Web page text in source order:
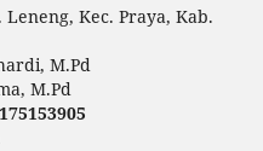
Kec. Praya, Kab.
M.Pd
M.Pd